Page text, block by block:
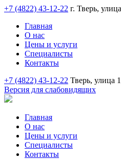
+7 (4822) 43-12-22 г. Тверь,
Главная
О нас
Цены и услуги
Специалисты
Контакты
+7 (4822) 43-12-22 Тверь, улица
Версия для слабовидящих
Главная
О нас
Цены и услуги
Специалисты
Контакты